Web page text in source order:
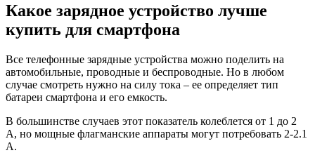
Какое зарядное устройство лучше
купить для смартфона
Все телефонные зарядные устройства можно поделить на
автомобильные, проводные и беспроводные. Но в любом
случае смотреть нужно на силу тока – ее определяет тип
батареи смартфона и его емкость.
В большинстве случаев этот показатель колеблется от 1 до 2
А, но мощные флагманские аппараты могут потребовать 2-2.1
А.